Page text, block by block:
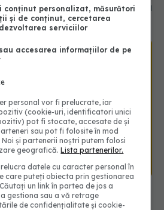
viața pacienților cu
creierul să elimine
conținut personalizat, măsurători
și de conținut, cercetarea
serviciilor
accesarea informațiilor de pe
personal vor fi prelucrate, iar
(cookie-uri, identificatori unici
pot fi stocate, accesate de și
sau pot fi folosite în mod
și partenerii noștri putem folosi
geografică.Lista partenerilor.
datele cu caracter personal în
care puteți obiecta prin gestionarea
un link în partea de jos a
gestiona sau a vă retrage
de confidențialitate și cookie-